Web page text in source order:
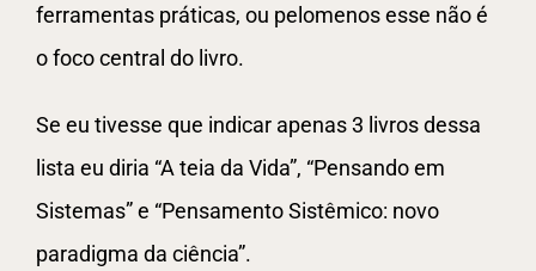
ferramentas práticas, ou pelomenos esse não é
o foco central do livro.
Se eu tivesse que indicar apenas 3 livros dessa
lista eu diria “A teia da Vida”, “Pensando em
Sistemas” e “Pensamento Sistêmico: novo
paradigma da ciência”.